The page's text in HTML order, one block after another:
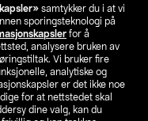
samtykker du i at vi
sporingsteknologi på
for å
analysere bruken av
Vi bruker fire
analytiske og
er det ikke noe
for at nettstedet skal
dine valg, kan du